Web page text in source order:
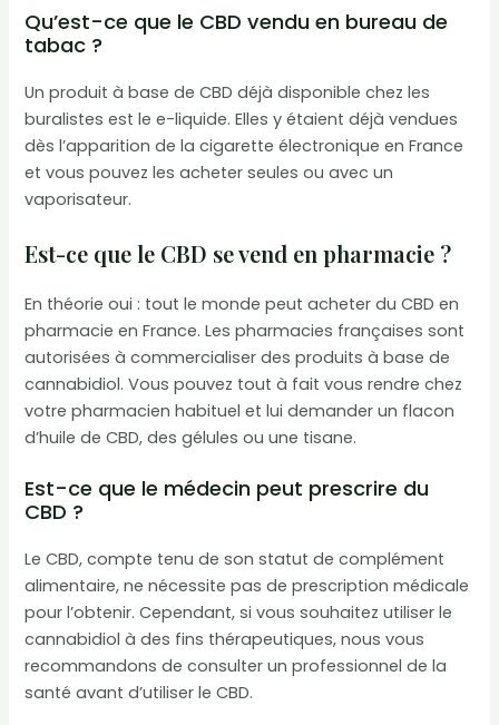
Qu’est-ce que le CBD vendu en bureau de
tabac ?
Un produit à base de CBD déjà disponible chez les
buralistes est le e-liquide. Elles y étaient déjà vendues
dès l’apparition de la cigarette électronique en France
et vous pouvez les acheter seules ou avec un
vaporisateur.
Est-ce que le CBD se vend en pharmacie ?
En théorie oui : tout le monde peut acheter du CBD en
pharmacie en France. Les pharmacies françaises sont
autorisées à commercialiser des produits à base de
cannabidiol. Vous pouvez tout à fait vous rendre chez
votre pharmacien habituel et lui demander un flacon
d’huile de CBD, des gélules ou une tisane.
Est-ce que le médecin peut prescrire du
CBD ?
Le CBD, compte tenu de son statut de complément
alimentaire, ne nécessite pas de prescription médicale
pour l’obtenir. Cependant, si vous souhaitez utiliser le
cannabidiol à des fins thérapeutiques, nous vous
recommandons de consulter un professionnel de la
santé avant d’utiliser le CBD.